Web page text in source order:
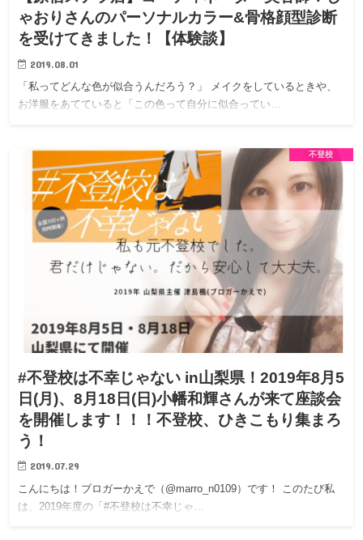
ゃおりさんのパーソナルカラー&骨格顔型診断
を受けてきました！【体験談】
2019.08.01
「私ってどんな色が似合うんだろう？」 メイクをしているときや、
お洋服をあてていると「この色って自分に似合ってい…
不登校
#不登校は不幸じゃない in山梨県！2019年8月5
日(月)、8月18日(日)小幡和輝さんが来て座談会
を開催します！！！不登校、ひきこもり集まろ
う！
2019.07.29
こんにちは！ブロガーかえで（@marro_n0109）です！ このたび私
は、2019年度の「#不登校は不幸じゃ…